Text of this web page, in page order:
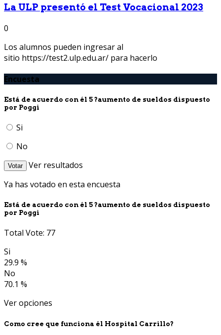
La ULP presentó el Test Vocacional 2023
0
Los alumnos pueden ingresar al
sitio https://test2.ulp.edu.ar/ para hacerlo
Encuesta
Está de acuerdo con él 5 ?aumento de sueldos dispuesto
por Poggi
Si
No
Votar
Ver resultados
Ya has votado en esta encuesta
Está de acuerdo con él 5 ?aumento de sueldos dispuesto
por Poggi
Total Vote: 77
Si
29.9 %
No
70.1 %
Ver opciones
Como cree que funciona él Hospital Carrillo?